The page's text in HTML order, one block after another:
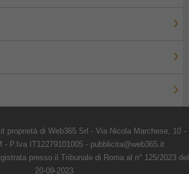
proprietà di Web365 Srl - Via Nicola Marchese, 10 -
- P.Iva IT12279101005 - pubblicita@web365.it
presso il Tribunale di Roma al n° 125/2023 del
20-09-2023